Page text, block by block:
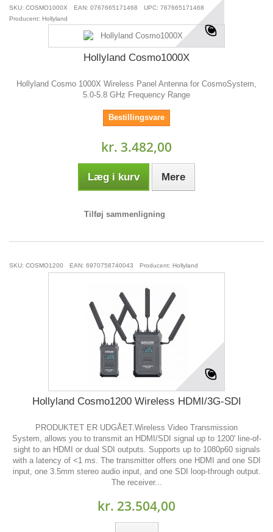
SKU: COSMO1000X EAN: 0767665171468
UPC: 767665171468
Producent: Hollyland
Hollyland Cosmo1000X
Hollyland Cosmo 1000X Wireless Panel Antenna for CosmoSystem,
5.0-5.8 GHz Frequency Range
Bestillingsvare
kr. 3.482,00
Læg i kurv Mere
Tilføj sammenligning
SKU: COSMO1200 EAN: 6970758740043 Producent: Hollyland
Hollyland Cosmo1200 Wireless HDMI/3G-SDI
PRODUKTET ER UDGÅET.Wireless Video Transmission
System, allows you to transmit an HDMI/SDI signal up to 1200' line-of-
sight to an HDMI or dual SDI outputs. Supports up to 1080p60 signals
with a latency of <1 ms. The transmitter offers one HDMI and one SDI
input, one 3.5mm stereo audio input, and one SDI loop-through output.
The receiver...
kr. 23.504,00